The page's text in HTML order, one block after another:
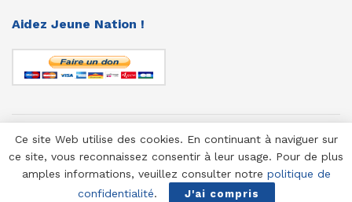
Aidez Jeune Nation !
© 1958-2025 Jeune Nation
Ce site Web utilise des cookies. En continuant à naviguer sur
ce site, vous reconnaissez consentir à leur usage. Pour de plus
amples informations, veuillez consulter notre politique de
confidentialité. J'ai compris